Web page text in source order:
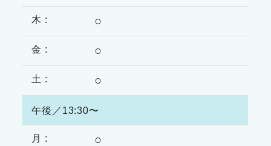
○
○
○
午後／13:30〜
○